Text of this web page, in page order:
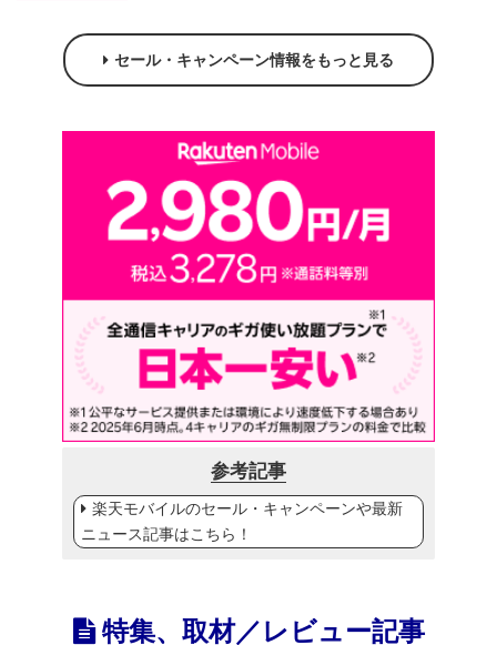
セール・キャンペーン情報をもっと見る
参考記事
楽天モバイルのセール・キャンペーンや最新
ニュース記事はこちら！
特集、取材／レビュー記事